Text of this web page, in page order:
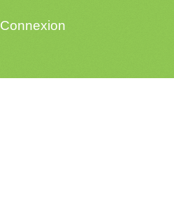
Connexion